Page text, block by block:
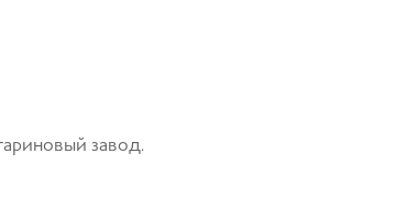
завод.